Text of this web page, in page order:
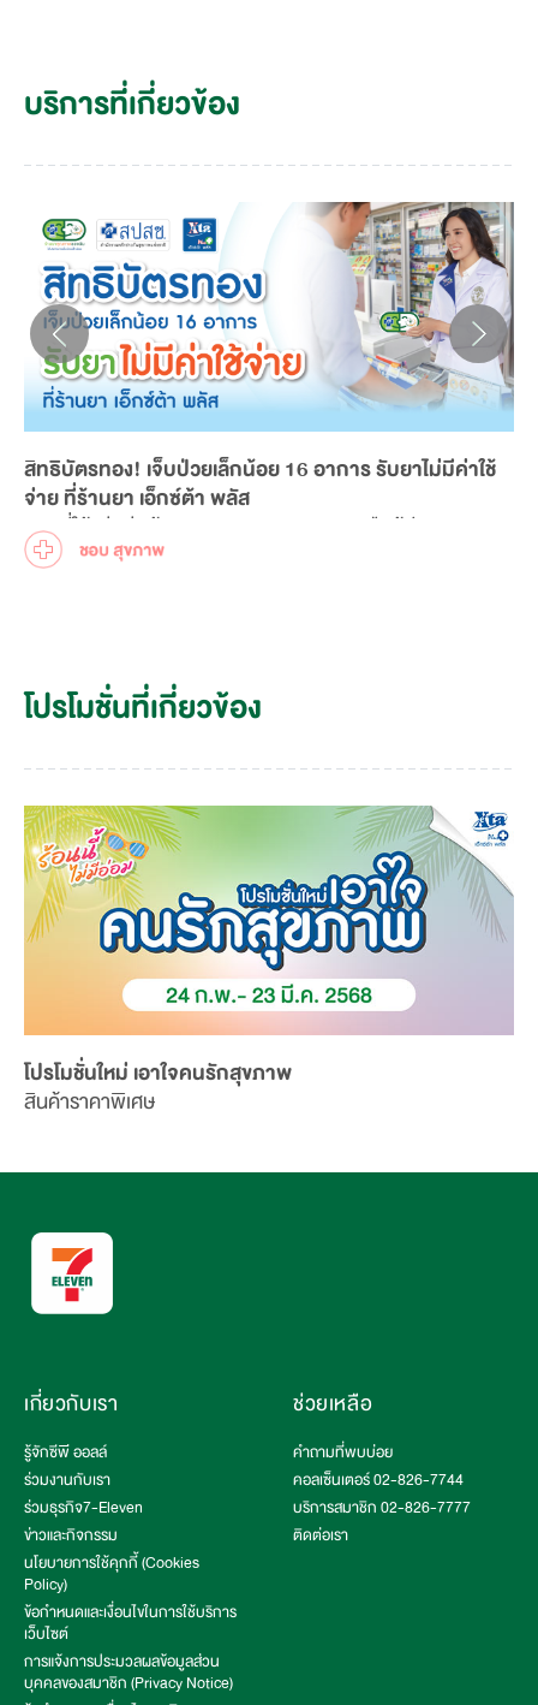
บริการที่เกี่ยวข้อง
สิทธิบัตรทอง! เจ็บป่วยเล็กน้อย 16 อาการ รับยาไม่มีค่าใช้
จ่าย ที่ร้านยา เอ็กซ์ต้า พลัส
สิทธิที่ให้แก่กลุ่มผู้สูงอายุ แรงงานนอกระบบ หรือผู้ประกอบ
อาชีพอิสระ
โปรโมชั่นที่เกี่ยวข้อง
โปรโมชั่นใหม่ เอาใจคนรักสุขภาพ
สินค้าราคาพิเศษ
เกี่ยวกับเรา
รู้จักซีพี ออลล์
ร่วมงานกับเรา
ร่วมธุรกิจ7-Eleven
ข่าวและกิจกรรม
นโยบายการใช้คุกกี้ (Cookies
Policy)
ข้อกำหนดและเงื่อนไขในการใช้บริการ
เว็บไซต์
การแจ้งการประมวลผลข้อมูลส่วน
บุคคลของสมาชิก (Privacy Notice)
ช่วยเหลือ
คำถามที่พบบ่อย
คอลเซ็นเตอร์ 02-826-7744
บริการสมาชิก 02-826-7777
ติดต่อเรา